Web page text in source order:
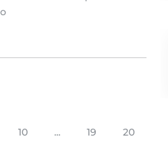
10 ... 19 20